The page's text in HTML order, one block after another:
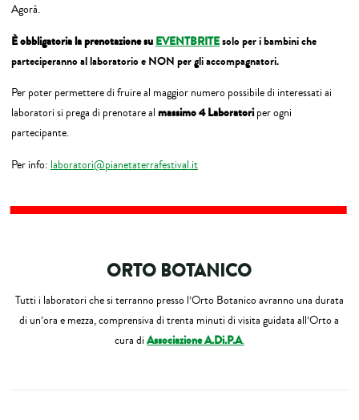
Agorà.
È obbligatoria la prenotazione suEVENTBRITEsolo per i bambini che
parteciperanno al laboratorio e NON per gli accompagnatori.
Per poter permettere di fruire al maggior numero possibile di interessati ai
laboratori si prega di prenotare almassimo 4 Laboratoriper ogni
partecipante.
Per info: laboratori@pianetaterrafestival.it
ORTO BOTANICO
Tutti i laboratori che si terranno presso l’Orto Botanico avranno una durata
di un’ora e mezza, comprensiva di trenta minuti di visita guidata all’Orto a
cura diAssociazione A.Di.P.A.